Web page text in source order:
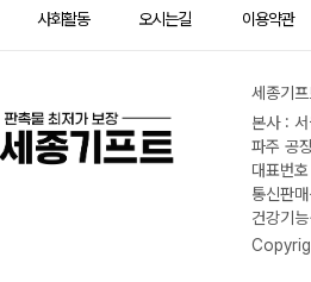
사회활동 오시는길 이용약관
세종기
본사 :
파주 공
대표번
통신판
건강기